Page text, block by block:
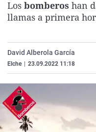
Los bomberos han
llamas a primera
David Alberola García
Elche 23.09.2022 11:18